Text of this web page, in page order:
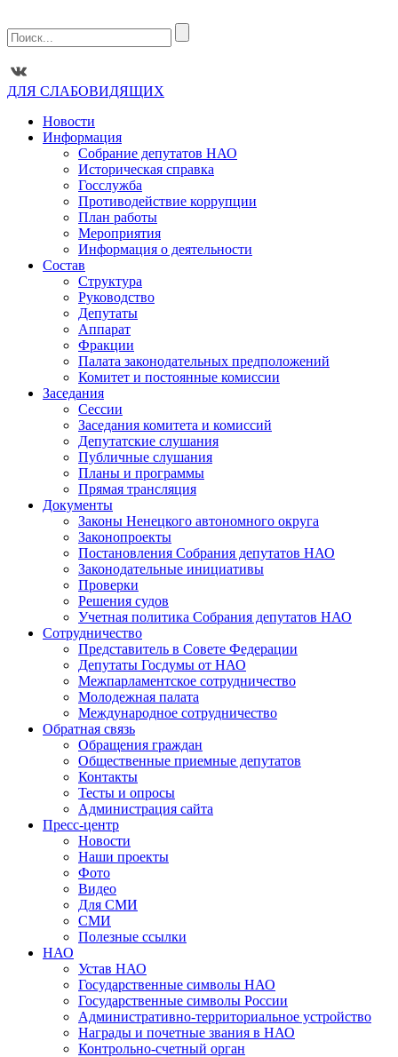
ДЛЯ СЛАБОВИДЯЩИХ
Новости
Информация
Собрание депутатов НАО
Историческая справка
Госслужба
Противодействие коррупции
План работы
Мероприятия
Информация о деятельности
Состав
Структура
Руководство
Депутаты
Аппарат
Фракции
Палата законодательных предположений
Комитет и постоянные комиссии
Заседания
Сессии
Заседания комитета и комиссий
Депутатские слушания
Публичные слушания
Планы и программы
Прямая трансляция
Документы
Законы Ненецкого автономного округа
Законопроекты
Постановления Собрания депутатов НАО
Законодательные инициативы
Проверки
Решения судов
Учетная политика Собрания депутатов НАО
Сотрудничество
Представитель в Совете Федерации
Депутаты Госдумы от НАО
Межпарламентское сотрудничество
Молодежная палата
Международное сотрудничество
Обратная cвязь
Обращения граждан
Общественные приемные депутатов
Контакты
Тесты и опросы
Администрация сайта
Пресс-центр
Новости
Наши проекты
Фото
Видео
Для СМИ
СМИ
Полезные ссылки
НАО
Устав НАО
Государственные символы НАО
Государственные символы России
Административно-территориальное устройство
Награды и почетные звания в НАО
Контрольно-счетный орган